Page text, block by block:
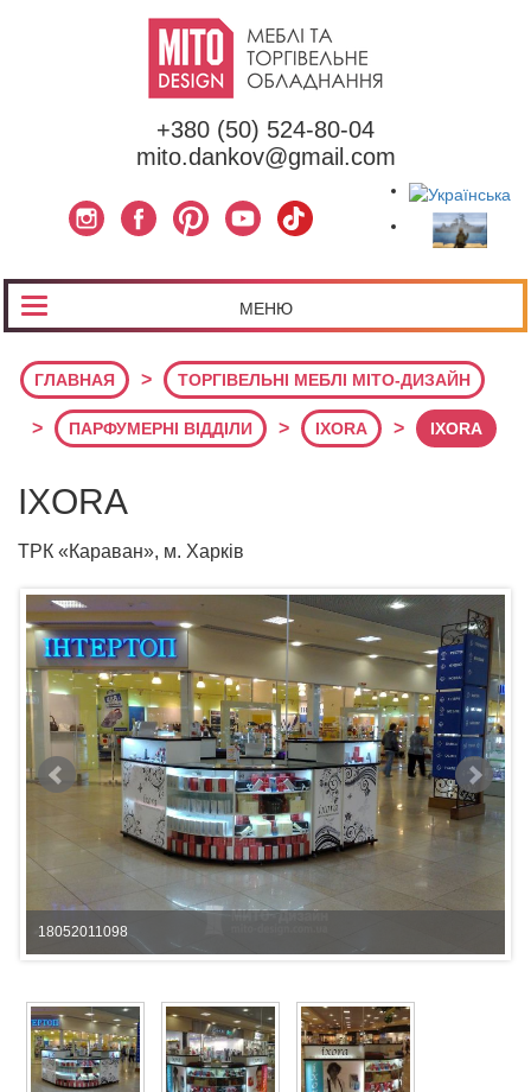
+380 (50) 524-80-04
mito.dankov@gmail.com
МЕНЮ
ГЛАВНАЯ > ТОРГІВЕЛЬНІ МЕБЛІ МІТО-ДИЗАЙН
> ПАРФУМЕРНІ ВІДДІЛИ > IXORA > IXORA
IXORA
ТРК «Караван», м. Харків
18052011098